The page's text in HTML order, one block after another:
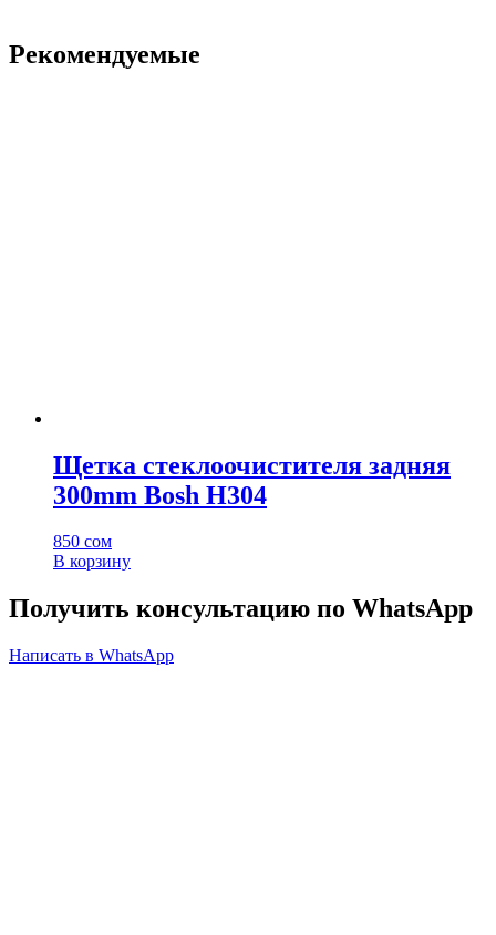
Рекомендуемые
Щетка стеклоочистителя задняя
300mm Bosh H304
850 сом
В корзину
Получить консультацию по WhatsApp
Написать в WhatsApp